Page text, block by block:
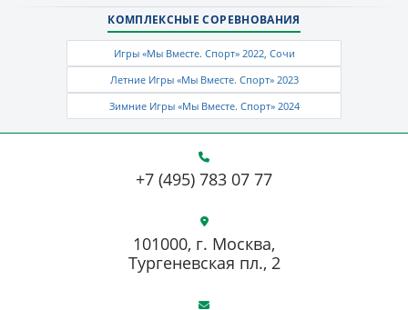
КОМПЛЕКСНЫЕ СОРЕВНОВАНИЯ
Игры «Мы Вместе. Спорт» 2022, Сочи
Летние Игры «Мы Вместе. Спорт» 2023
Зимние Игры «Мы Вместе. Спорт» 2024
+7 (495) 783 07 77
101000, г. Москва,
Тургеневская пл., 2